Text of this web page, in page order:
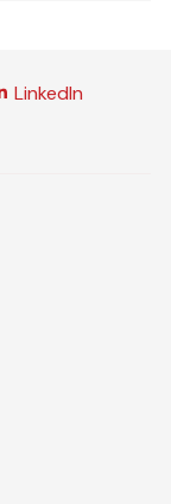
LinkedIn